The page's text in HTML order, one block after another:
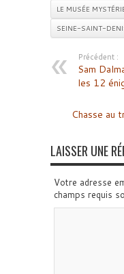
LE MUSÉE
SEINE-SAINT-
Précédent :
Sam
les 12
Chasse au
LAISSER UNE
Votre adresse
champs requis